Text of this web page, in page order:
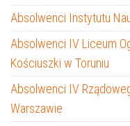
Absolwenci Instytutu
Absolwenci IV Liceum
Kościuszki w Toruniu
Absolwenci IV
Warszawie